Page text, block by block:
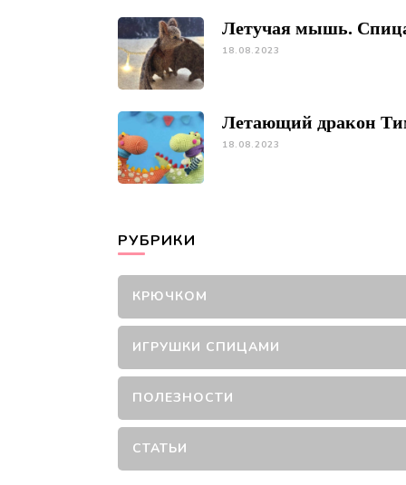
Летучая мышь.
18.08.2023
Летающий дракон
18.08.2023
РУБРИКИ
КРЮЧКОМ
ИГРУШКИ СПИЦАМИ
ПОЛЕЗНОСТИ
СТАТЬИ